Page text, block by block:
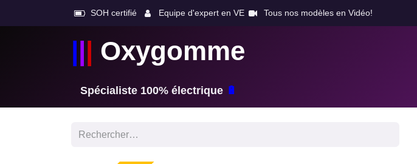
SOH certifié Equipe d'expert en VE Tous nos modèles en Vidéo!
||| Oxygomme
Spécialiste 100% électrique​